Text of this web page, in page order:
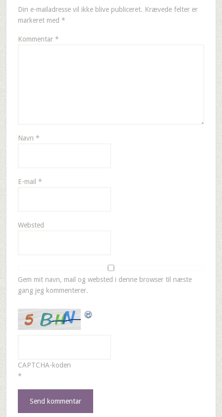
Din e-mailadresse vil ikke blive publiceret. Krævede felter er
markeret med *
Kommentar *
Navn *
E-mail *
Websted
Gem mit navn, mail og websted i denne browser til næste
gang jeg kommenterer.
CAPTCHA-koden
*